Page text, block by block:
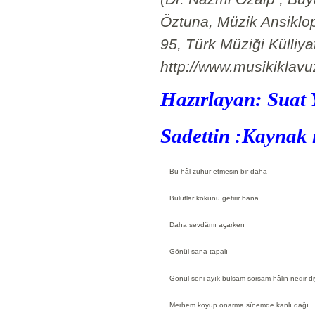
Öztuna, Müzik
95, Türk Müziği
http://
Hazırlayan: Suat
Sadettin :Kaynak
Bu hâl zuhur etmesin bir daha
Bulutlar kokunu getirir bana
Daha sevdâmı açarken
Gönül sana tapalı
Gönül seni ayık bulsam sorsam hâlin nedir
Merhem koyup onarma sînemde kanlı dağı